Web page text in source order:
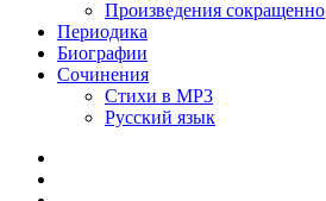
Произведения сокращенно
Периодика
Биографии
Сочинения
Стихи в MP3
Русский язык